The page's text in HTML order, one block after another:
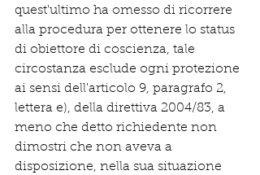
quest'ultimo ha omesso di ricorrere
alla procedura per ottenere lo status
di obiettore di coscienza, tale
circostanza esclude ogni protezione
ai sensi dell'articolo 9, paragrafo 2,
lettera e), della direttiva 2004/83, a
meno che detto richiedente non
dimostri che non aveva a
disposizione, nella sua situazione